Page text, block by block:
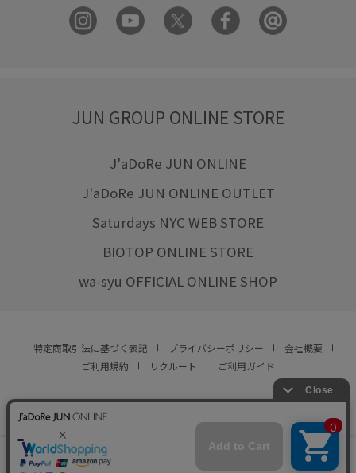
JUN GROUP ONLINE STORE
J'aDoRe JUN ONLINE
J'aDoRe JUN ONLINE OUTLET
Saturdays NYC WEB STORE
BIOTOP ONLINE STORE
wa-syu OFFICIAL ONLINE SHOP
特定商取引法に基づく表記 プライバシーポリシー
会社概要
ご利用規約
リクルート ご利用ガイド
© JUN CO.,LTD. ALL RIGHTS RESERVED.
店舗在庫
をみる
カートに入れる